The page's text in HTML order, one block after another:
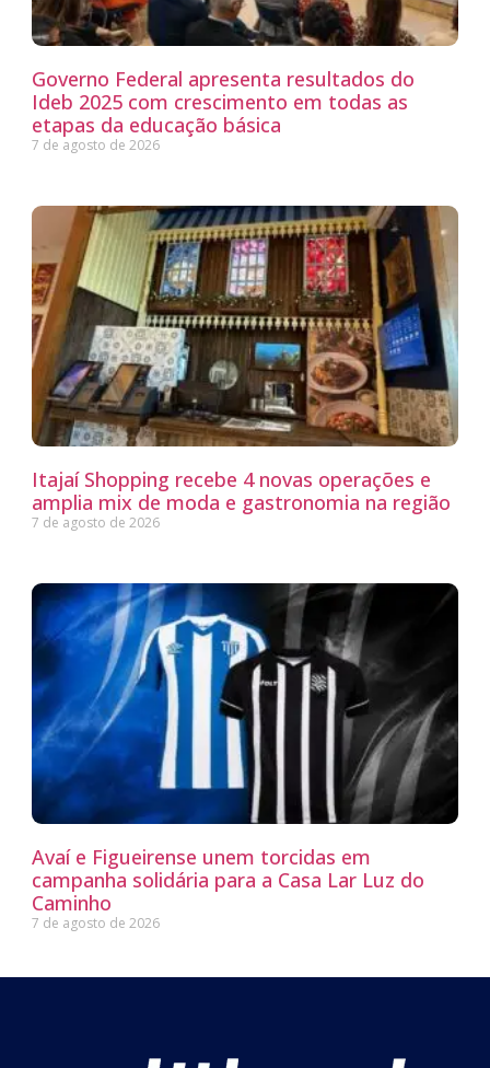
Governo Federal apresenta resultados do
Ideb 2025 com crescimento em todas as
etapas da educação básica
7 de agosto de 2026
Itajaí Shopping recebe 4 novas operações e
amplia mix de moda e gastronomia na região
7 de agosto de 2026
Avaí e Figueirense unem torcidas em
campanha solidária para a Casa Lar Luz do
Caminho
7 de agosto de 2026